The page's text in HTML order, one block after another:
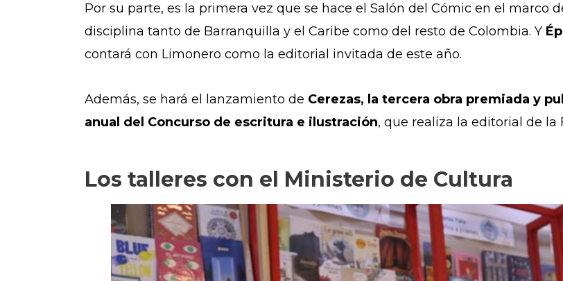
Por su parte, es la primera vez que se hace el Salón del Cómic en el marco
disciplina tanto de Barranquilla y el Caribe como del resto de Colombia. Y
contará con Limonero como la editorial invitada de este año.
Además, se hará el lanzamiento de Cerezas, la tercera obra premiada y
anual del Concurso de escritura e ilustración, que realiza la editorial de la
Los talleres con el Ministerio de Cultura